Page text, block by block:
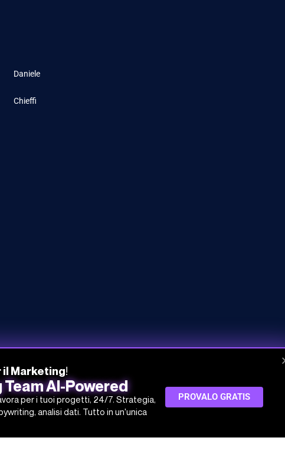
Daniele
Chieffi
CORSI
Tutti i corsi
il Marketing!
AI-Powered
per i tuoi progetti, 24/7. Strategia,
analisi dati. Tutto in un'unica
PROVALO GRATIS